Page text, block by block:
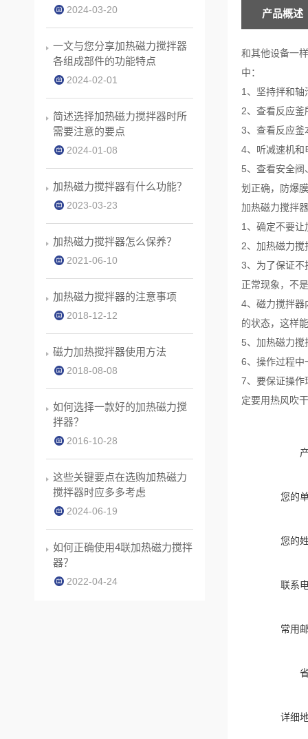
产品概述
和其他设备一
中：
1、坚持拌和
2、查看反应
3、查看反应釜
4、听减速机和
5、查看安全
划正确，防爆
加热磁力搅拌
1、确定不要
2、加热磁力
3、为了保证不
正常现象，不
4、磁力搅拌器
的状态，这样
5、加热磁力
6、操作过程中
7、要保证操作
定要用热风吹
您的
您的
联系
常用
详细
2024-03-20
一文与您分享加热磁力搅拌器
各组成部件的功能特点
2024-02-01
简述选择加热磁力搅拌器时所
需要注意的要点
2024-01-08
加热磁力搅拌器有什么功能？
2023-03-23
加热磁力搅拌器怎么保养？
2021-06-10
加热磁力搅拌器的注意事项
2018-12-12
磁力加热搅拌器使用方法
2018-08-08
如何选择一款好的加热磁力搅
拌器？
2016-10-28
这些关键要点在选购加热磁力
搅拌器时应多多考虑
2024-06-19
如何正确使用4联加热磁力搅拌
器？
2022-04-24